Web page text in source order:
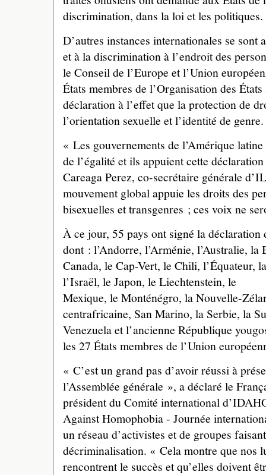
discrimination, dans la loi et les politiques.
D’autres instances internationales se sont
et à la discrimination à l’endroit des
le Conseil de l’Europe et l’Union
États membres de l’Organisation des
déclaration à l’effet que la protection de
l’orientation sexuelle et l’identité de genre.
« Les gouvernements de l’Amérique
de l’égalité et ils appuient cette
Careaga Perez, co-secrétaire générale
mouvement global appuie les droits des
bisexuelles et transgenres ; ces voix ne
À ce jour, 55 pays ont signé la déclaration
dont : l’Andorre, l’Arménie, l’Australie,
Canada, le Cap-Vert, le Chili, l’Équateur,
l’Israël, le Japon, le Liechtenstein, le
Mexique, le Monténégro, la Nouvelle-
centrafricaine, San Marino, la Serbie, la
Venezuela et l’ancienne République
les 27 États membres de l’Union
« C’est un grand pas d’avoir réussi à
l’Assemblée générale », a déclaré le
président du Comité international
Against Homophobia - Journée
un réseau d’activistes et de groupes
décriminalisation. « Cela montre que nos
rencontrent le succès et qu’elles doivent